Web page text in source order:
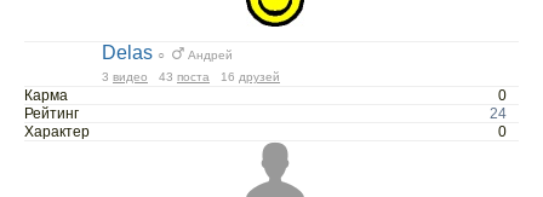
Delas ○
Андрей
3 видео 43 поста 16 друзей
Карма
0
Рейтинг
24
Характер
0